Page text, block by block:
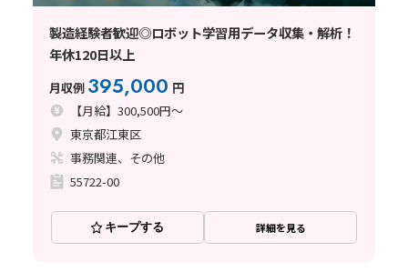
製造経験者歓迎◎ロボット学習用データ収集・解析！
年休120日以上
月収例 395,000 円
【月給】300,500円～
東京都江東区
事務関連、その他
55722-00
キープする 詳細を見る